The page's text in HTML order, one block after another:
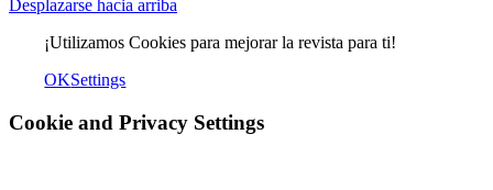
Desplazarse hacia arriba
¡Utilizamos Cookies para mejorar la revista para ti!
OKSettings
Cookie and Privacy Settings